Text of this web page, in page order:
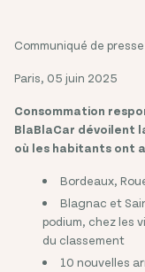
Communiqué de presse
Paris, 05 juin 2025
Consommation
BlaBlaCar dévoilent
où les habitants ont
Bordeaux,
Blagnac et
podium, chez les
du classement
10 nouvelles